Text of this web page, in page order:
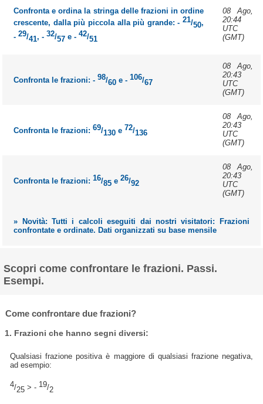
Confronta e ordina la stringa delle frazioni in ordine
crescente, dalla più piccola alla più grande: - 21/50,
-29/41, -32/57 e -42/51
08 Ago,
20:44
UTC
(GMT)
Confronta le frazioni: -98/60 e -106/67
08 Ago,
20:43
UTC
(GMT)
Confronta le frazioni:69/130 e 72/136
08 Ago,
20:43
UTC
(GMT)
Confronta le frazioni:16/85 e26/92
08 Ago,
20:43
UTC
(GMT)
» Novità: Tutti i calcoli eseguiti dai nostri visitatori: Frazioni
confrontate e ordinate. Dati organizzati su base mensile
Scopri come confrontare le frazioni. Passi.
Esempi.
Come confrontare due frazioni?
1. Frazioni che hanno segni diversi:
Qualsiasi frazione positiva è maggiore di qualsiasi frazione negativa,
ad esempio:
4/25 > - 19/2